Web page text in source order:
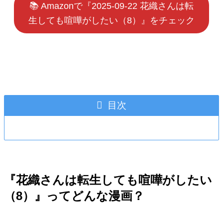
📚 Amazonで『2025-09-22 花織さんは転
生しても喧嘩がしたい（8）』をチェック
目次
『花織さんは転生しても喧嘩がしたい
（8）』ってどんな漫画？